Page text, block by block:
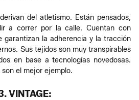
del atletismo. Están pensados,
a correr por la calle. Cuentan con
garantizan la adherencia y la tracción
Sus tejidos son muy transpirables
en base a tecnologías novedosas.
el mejor ejemplo.
VINTAGE: